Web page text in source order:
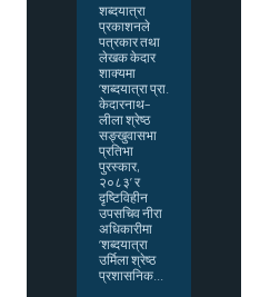
शब्दयात्रा
प्रकाशनले
पत्रकार तथा
लेखक केदार
शाक्यमा
‘शब्दयात्रा प्रा.
केदारनाथ–
लीला श्रेष्ठ
सङ्खुवासभा
प्रतिभा
पुरस्कार,
२०८३’ र
दृष्टिविहीन
उपसचिव नीरा
अधिकारीमा
‘शब्दयात्रा
उर्मिला श्रेष्ठ
प्रशासनिक...